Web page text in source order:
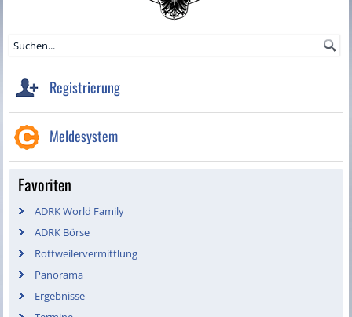
Registrierung
Meldesystem
Favoriten
ADRK World Family
ADRK Börse
Rottweilervermittlung
Panorama
Ergebnisse